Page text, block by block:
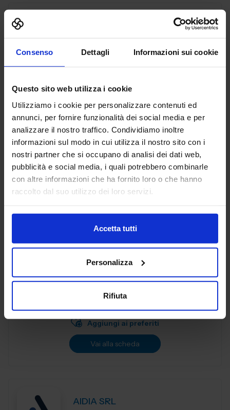
Consenso Dettagli Informazioni sui cookie
Questo sito web utilizza i cookie
Utilizziamo i cookie per personalizzare contenuti ed
annunci, per fornire funzionalità dei social media e per
analizzare il nostro traffico. Condividiamo inoltre
informazioni sul modo in cui utilizza il nostro sito con i
nostri partner che si occupano di analisi dei dati web,
pubblicità e social media, i quali potrebbero combinarle
con altre informazioni che ha fornito loro o che hanno
raccolto dal suo utilizzo dei loro servizi.
Accetta tutti
Personalizza
Rifiuta
MACCHINE UTENSILI
siamo orgogliosi di essere protagonisti di una ricca storia e
fautori di...
Padiglione:Pad. 19Stand:E34
Aggiungi ai preferiti
Vai alla scheda
AGOMIR SPA
FABBRICA DIGITALE
Affianchiamo la crescita delle imprese con soluzioni
per generare efficienza, valorizzare i dati e semplificare la
Aggiungi ai preferiti
Vai alla scheda
AIDIA SRL